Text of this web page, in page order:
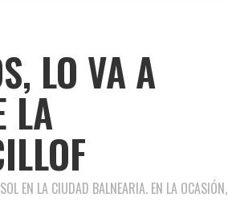
LO VA A
LA
EN LA CIUDAD BALNEARIA. EN LA OCASIÓN,